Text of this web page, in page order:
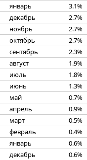
январь
3.1%
декабрь
2.7%
ноябрь
2.7%
октябрь
2.7%
сентябрь
2.3%
август
1.9%
июль
1.8%
июнь
1.3%
май
0.7%
апрель
0.9%
март
0.5%
февраль
0.4%
январь
0.6%
декабрь
0.6%